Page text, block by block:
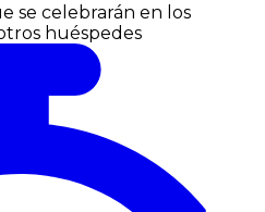
se celebrarán en los
huéspedes